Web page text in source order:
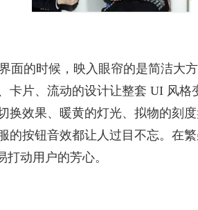
面的时候，映入眼帘的是简洁大
卡片、流动的设计让整套 UI 风格
换效果、暖黄的灯光、拟物的刻
的按钮音效都让人过目不忘。在
打动用户的芳心。